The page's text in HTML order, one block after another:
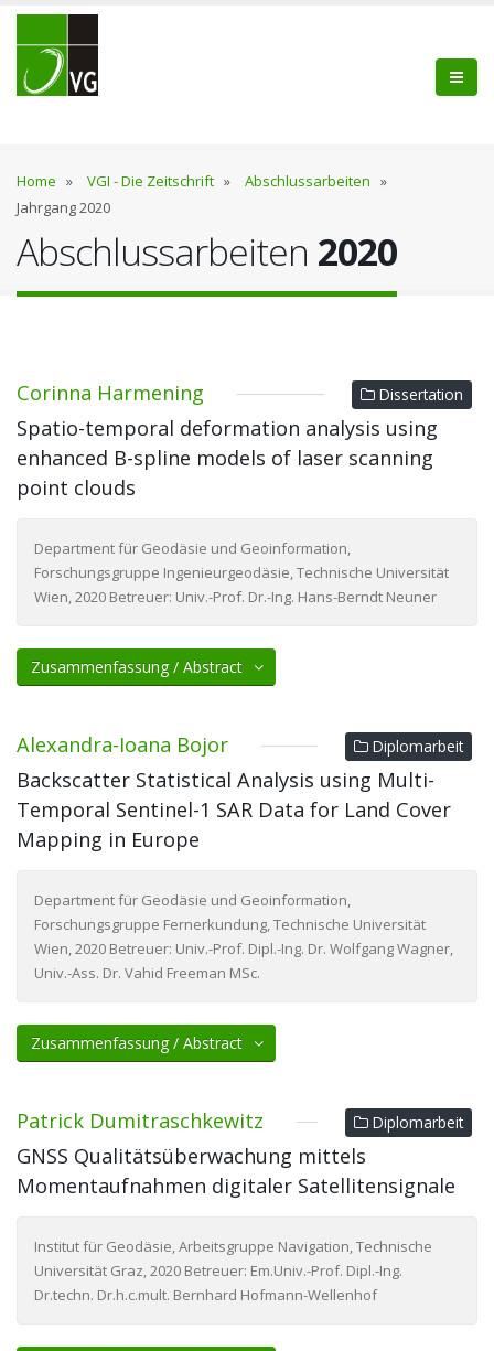
Home » VGI - Die Zeitschrift » Abschlussarbeiten »
Jahrgang 2020
Abschlussarbeiten 2020
Corinna Harmening Dissertation
Spatio-temporal deformation analysis using
enhanced B-spline models of laser scanning
point clouds
Department für Geodäsie und Geoinformation,
Forschungsgruppe Ingenieurgeodäsie, Technische Universität
Wien, 2020 Betreuer: Univ.-Prof. Dr.-Ing. Hans-Berndt Neuner
Zusammenfassung / Abstract
Alexandra-Ioana Bojor Diplomarbeit
Backscatter Statistical Analysis using Multi-
Temporal Sentinel-1 SAR Data for Land Cover
Mapping in Europe
Department für Geodäsie und Geoinformation,
Forschungsgruppe Fernerkundung, Technische Universität
Wien, 2020 Betreuer: Univ.-Prof. Dipl.-Ing. Dr. Wolfgang Wagner,
Univ.-Ass. Dr. Vahid Freeman MSc.
Zusammenfassung / Abstract
Patrick Dumitraschkewitz Diplomarbeit
GNSS Qualitätsüberwachung mittels
Momentaufnahmen digitaler Satellitensignale
Institut für Geodäsie, Arbeitsgruppe Navigation, Technische
Universität Graz, 2020 Betreuer: Em.Univ.-Prof. Dipl.-Ing.
Dr.techn. Dr.h.c.mult. Bernhard Hofmann-Wellenhof